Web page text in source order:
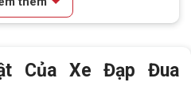
CST 700x25C
Của Xe Đạp Đua